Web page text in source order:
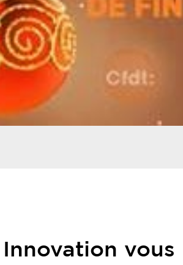
Innovation vous